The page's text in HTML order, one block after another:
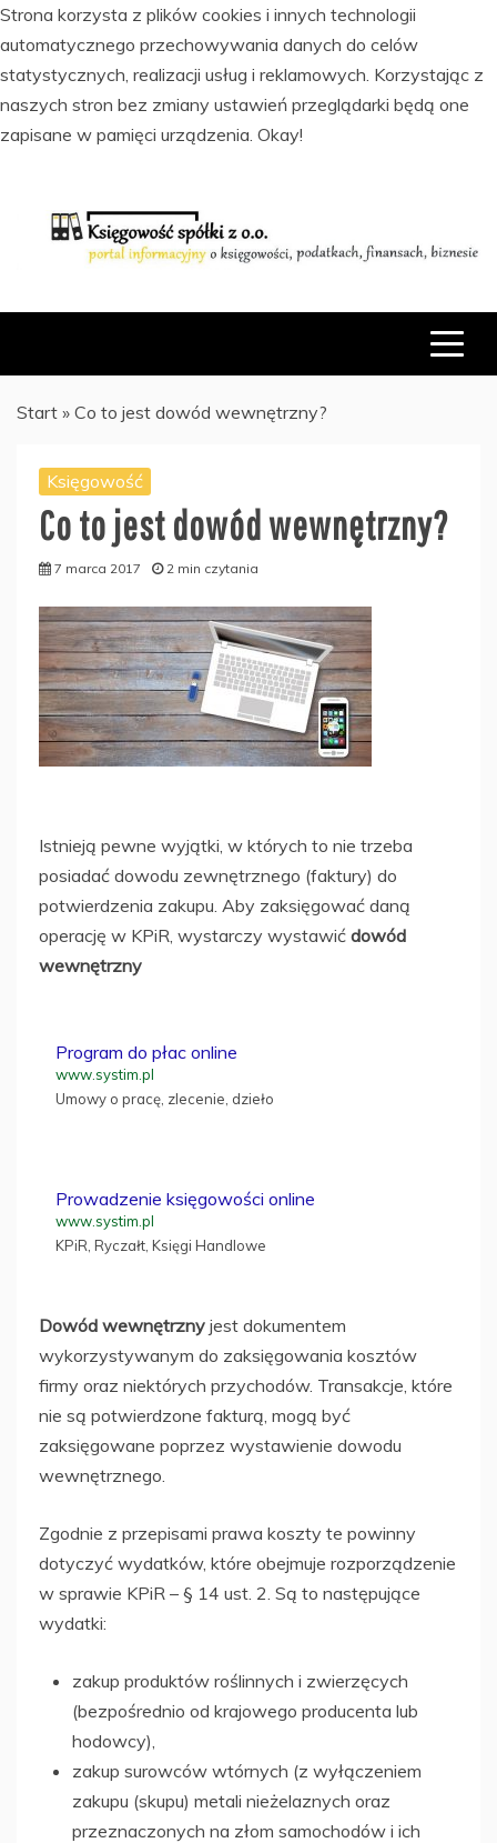
Strona korzysta z plików cookies i innych technologii
automatycznego przechowywania danych do celów
statystycznych, realizacji usług i reklamowych. Korzystając z
naszych stron bez zmiany ustawień przeglądarki będą one
zapisane w pamięci urządzenia. Okay!
FINANSACH I BIZNESIE
Start » Co to jest dowód wewnętrzny?
Księgowość
Co to jest dowód wewnętrzny?
7 marca 2017 2 min czytania
Istnieją pewne wyjątki, w których to nie trzeba
posiadać dowodu zewnętrznego (faktury) do
potwierdzenia zakupu. Aby zaksięgować daną
operację w KPiR, wystarczy wystawić dowód
wewnętrzny
Program do płac online
www.systim.pl
Umowy o pracę, zlecenie, dzieło
Prowadzenie księgowości online
www.systim.pl
KPiR, Ryczałt, Księgi Handlowe
Dowód wewnętrzny jest dokumentem
wykorzystywanym do zaksięgowania kosztów
firmy oraz niektórych przychodów. Transakcje, które
nie są potwierdzone fakturą, mogą być
zaksięgowane poprzez wystawienie dowodu
wewnętrznego.
Zgodnie z przepisami prawa koszty te powinny
dotyczyć wydatków, które obejmuje rozporządzenie
w sprawie KPiR – § 14 ust. 2. Są to następujące
wydatki:
zakup produktów roślinnych i zwierzęcych
(bezpośrednio od krajowego producenta lub
hodowcy),
zakup surowców wtórnych (z wyłączeniem
zakupu (skupu) metali nieżelaznych oraz
przeznaczonych na złom samochodów i ich